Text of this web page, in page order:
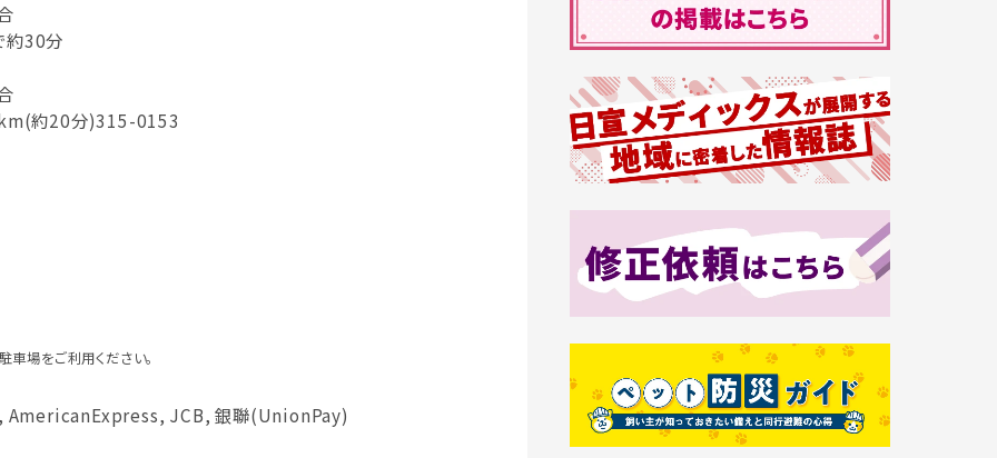
約30分
約20分)315-0153
車場をご利用ください。
JCB, 銀聯(UnionPay)